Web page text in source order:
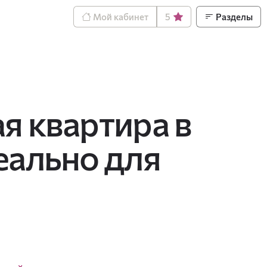
Мой кабинет 5 Разделы
квартира в
для